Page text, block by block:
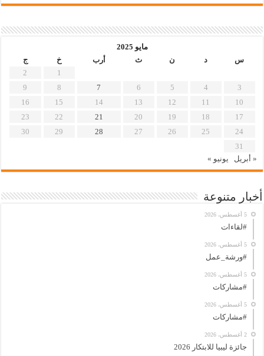
مايو 2025
س
د ن ث أرب خ
ج
1
2
3
4
5
6
7
8
9
10
11
12
13
14
15
16
17
18
19
20
21
22
23
24
25
26
27
28
29
30
31
« أبريل
يونيو »
أخبار متنوعة
5 أغسطس، 2026
#لقاءات
5 أغسطس، 2026
#ورشة_عمل
5 أغسطس، 2026
#مشاركات
5 أغسطس، 2026
#مشاركات
2 أغسطس، 2026
جائزة ليبيا للابتكار 2026